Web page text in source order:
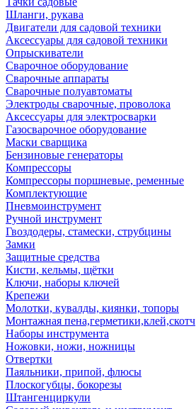
Шланги, рукава
Двигатели для садовой техники
Аксессуары для садовой техники
Опрыскиватели
Сварочное оборудование
Сварочные аппараты
Сварочные полуавтоматы
Электроды сварочные, проволока
Аксессуары для электросварки
Газосварочное оборудование
Маски сварщика
Бензиновые генераторы
Компрессоры
Компрессоры поршневые, ременные
Комплектующие
Пневмоинструмент
Ручной инструмент
Гвоздодеры, стамески, струбцины
Замки
Защитные средства
Кисти, кельмы, щётки
Ключи, наборы ключей
Крепежи
Молотки, кувалды, киянки, топоры
Монтажная пена,герметики,клей,скотч
Наборы инструмента
Ножовки, ножи, ножницы
Отвертки
Паяльники, припой, флюсы
Плоскогубцы, бокорезы
Штангенциркули